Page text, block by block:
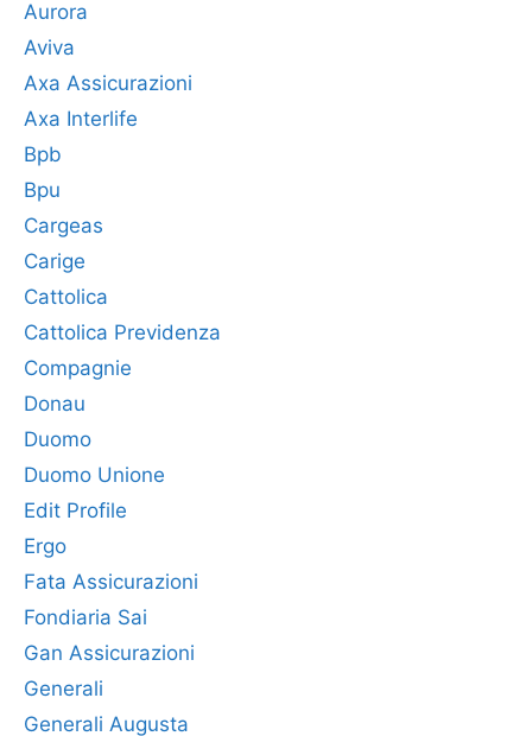
Aurora
Aviva
Axa Assicurazioni
Axa Interlife
Bpb
Bpu
Cargeas
Carige
Cattolica
Cattolica Previdenza
Compagnie
Donau
Duomo
Duomo Unione
Edit Profile
Ergo
Fata Assicurazioni
Fondiaria Sai
Gan Assicurazioni
Generali
Generali Augusta